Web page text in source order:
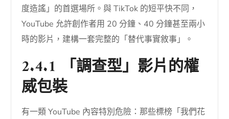
度造謠」的首選場所。與 TikTok 的短平快不同，
YouTube 允許創作者用 20 分鐘、40 分鐘甚至兩小
時的影片，建構一套完整的「替代事實敘事」。
2.4.1 「調查型」影片的權
威包裝
有一類 YouTube 內容特別危險：那些標榜「我們花